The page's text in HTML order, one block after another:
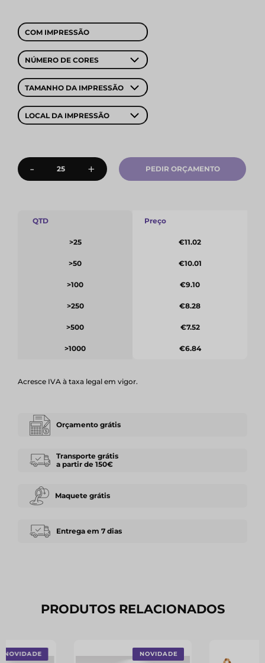
COM IMPRESSÃO
NÚMERO DE CORES
TAMANHO DA IMPRESSÃO
LOCAL DA IMPRESSÃO
- + PEDIR ORÇAMENTO
QTD
>25
>50
>100
>250
>500
>1000
Preço
€11.02
€10.01
€9.10
€8.28
€7.52
€6.84
Acresce IVA à taxa legal em vigor.
Orçamento grátis
Transporte grátis
a partir de 150€
Maquete grátis
Entrega em 7 dias
PRODUTOS RELACIONADOS
NOVIDADE NOVIDADE